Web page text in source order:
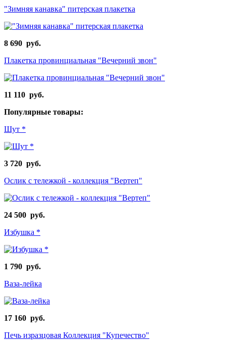
"Зимняя канавка" питерская плакетка
8 690 руб.
Плакетка провинциальная "Вечерний звон"
11 110 руб.
Популярные товары:
Шут *
3 720 руб.
Ослик с тележкой - коллекция "Вертеп"
24 500 руб.
Избушка *
1 790 руб.
Ваза-лейка
17 160 руб.
Печь изразцовая Коллекция "Купечество"